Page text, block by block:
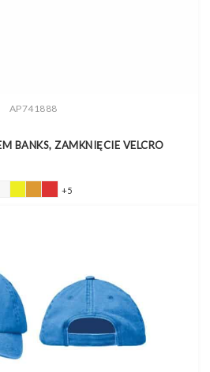
AP741888
BANKS, ZAMKNIĘCIE VELCRO
+5